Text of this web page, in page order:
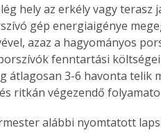
hely az erkély vagy
gép energiaigénye
azaz a hagyományos
fenntartási
átlagosan 3-6 havonta telik
ritkán végezendő
alábbi nyomtatott